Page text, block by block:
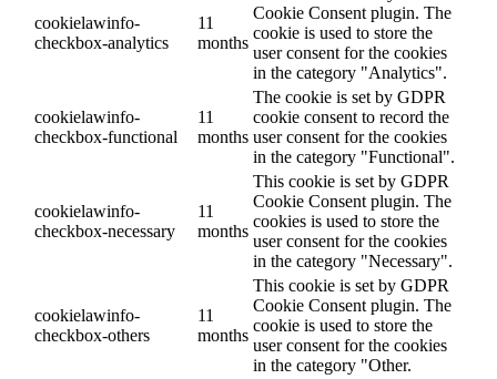
cookielawinfo-
checkbox-analytics
11
months
Cookie Consent plugin. The
cookie is used to store the
user consent for the cookies
in the category "Analytics".
cookielawinfo-
checkbox-functional
11
months
The cookie is set by GDPR
cookie consent to record the
user consent for the cookies
in the category "Functional".
cookielawinfo-
checkbox-necessary
11
months
This cookie is set by GDPR
Cookie Consent plugin. The
cookies is used to store the
user consent for the cookies
in the category "Necessary".
cookielawinfo-
checkbox-others
11
months
This cookie is set by GDPR
Cookie Consent plugin. The
cookie is used to store the
user consent for the cookies
in the category "Other.